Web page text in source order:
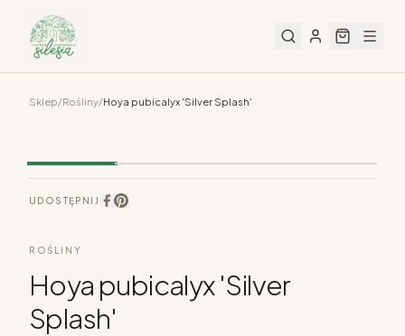
Sklep/Rośliny/Hoya pubicalyx 'Silver Splash'
UDOSTĘPNIJ
ROŚLINY
Hoya pubicalyx 'Silver
Splash'